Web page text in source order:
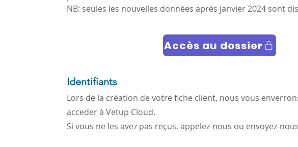
NB: seules les nouvelles données après janvier 2024 sont
Accès au dossier
Identifiants
Lors de la création de votre fiche client, nous vous
acceder à Vetup Cloud.
Si vous ne les avez pas reçus, appelez-nous ou envoyez-